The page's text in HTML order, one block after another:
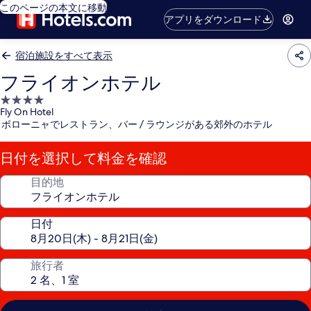
このページの本文に移動
アプリをダウンロード
宿泊施設をすべて表示
フライオンホテル
4.0
つ
星
宿
泊
施
Fly On Hotel
ボローニャでレストラン、バー / ラウンジがある郊外のホテル
日付を選択して料金を確認
目的地
日付
旅行者